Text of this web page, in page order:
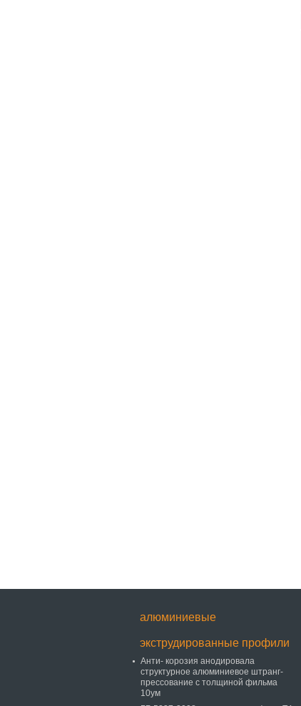
алюминиевые
экструдированные профили
Анти- корозия анодировала
структурное алюминиевое штранг-
прессование с толщиной фильма
10ум